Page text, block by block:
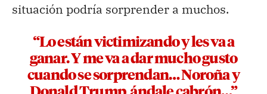
situación podría sorprender a muchos.
“Lo están victimizando y les va a
ganar. Y me va a dar mucho gusto
cuando se sorprendan… Noroña y